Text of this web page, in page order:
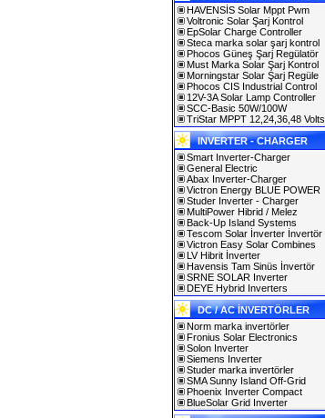
HAVENSİS Solar Mppt Pwm
Voltronic Solar Şarj Kontrol
EpSolar Charge Controller
Steca marka solar şarj kontrol
Phocos Güneş Şarj Regülatör
Must Marka Solar Şarj Kontrol
Morningstar Solar Şarj Regüle
Phocos CIS Industrial Control
12V-3A Solar Lamp Controller
SCC-Basic 50W/100W
TriStar MPPT 12,24,36,48 Volts
INVERTER - CHARGER
Smart Inverter-Charger
General Electric
Abax Inverter-Charger
Victron Energy BLUE POWER
Studer Inverter - Charger
MultiPower Hibrid / Melez
Back-Up Island Systems
Tescom Solar İnverter İnvertör
Victron Easy Solar Combines
LV Hibrit İnverter
Havensis Tam Sinüs İnvertör
SRNE SOLAR Inverter
DEYE Hybrid Inverters
DC / AC İNVERTÖRLER
Norm marka invertörler
Fronius Solar Electronics
Solon Inverter
Siemens Inverter
Studer marka invertörler
SMA Sunny Island Off-Grid
Phoenix Inverter Compact
BlueSolar Grid Inverter